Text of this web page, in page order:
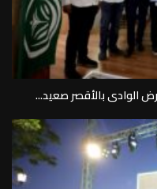
الوادى بالأقصر صعيد...